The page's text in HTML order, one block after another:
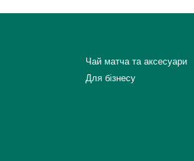
Чай матча та аксесуари
Для бізнесу